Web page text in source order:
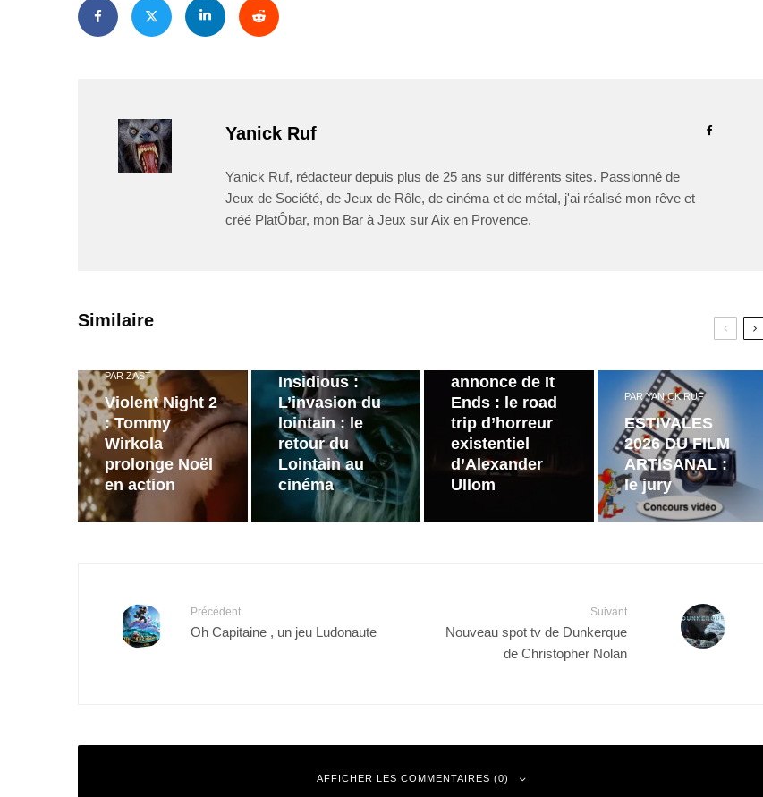
Yanick Ruf
Yanick Ruf, rédacteur depuis plus de 25 ans sur différents sites. Passionné de
Jeux de Société, de Jeux de Rôle, de cinéma et de métal, j'ai réalisé mon rêve et
créé PlatÔbar, mon Bar à Jeux sur Aix en Provence.
Similaire
PAR ZAST
Violent Night 2
: Tommy
Wirkola
prolonge Noël
en action
Insidious :
L’invasion du
lointain : le
retour du
Lointain au
cinéma
annonce de It
Ends : le road
trip d’horreur
existentiel
d’Alexander
Ullom
PARYANICK RUF
ESTIVALES
2026 DU FILM
ARTISANAL :
le jury
Précédent
Oh Capitaine , un jeu Ludonaute
Suivant
Nouveau spot tv de Dunkerque
de Christopher Nolan
AFFICHER LES COMMENTAIRES (0)